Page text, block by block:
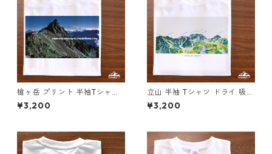
槍ヶ岳 プリント 半袖Tシャツ
ドライ 吸水速乾 山 登山 ホワ
イト 白 スポーツ
¥3,200
立山 半袖 Tシャツ ドライ 吸水
速乾 山 登山 アウトドア 山Tシ
ャツ 山のイラスト（ホワイト
¥3,200